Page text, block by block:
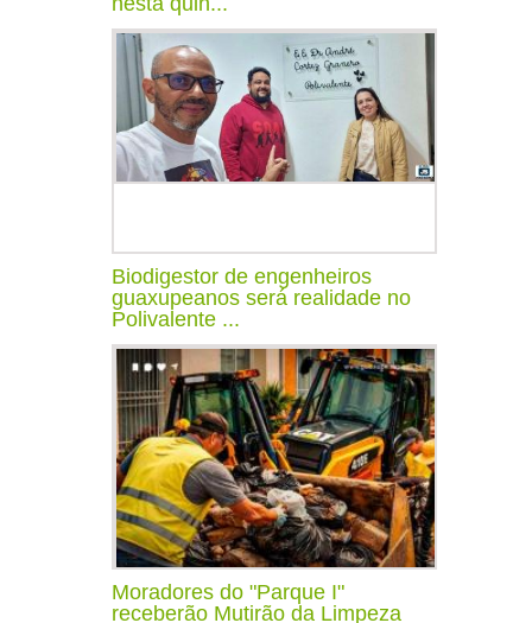
Biodigestor de engenheiros
guaxupeanos será realidade no
Polivalente ...
Moradores do "Parque I"
receberão Mutirão da Limpeza